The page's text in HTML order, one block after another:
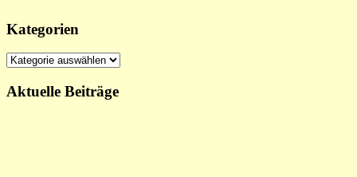
Kategorien
Kategorien
Aktuelle Beiträge